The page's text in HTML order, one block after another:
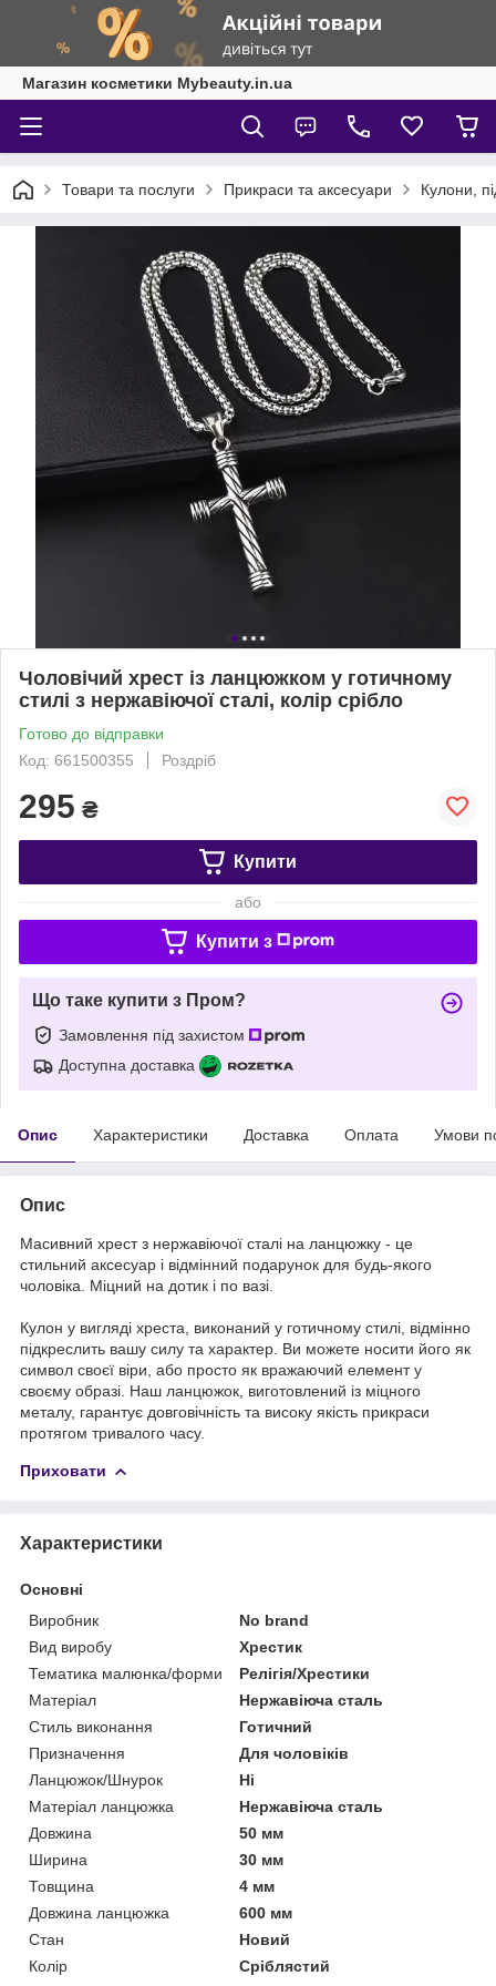
Магазин косметики Mybeauty.in.ua
Товари та послуги Прикраси та аксесуари Кулони,
Чоловічий хрест із ланцюжком у готичному
стилі з нержавіючої сталі, колір срібло
Готово до відправки
Код: 661500355
Роздріб
295 ₴
Купити
або
Купити з
Що таке купити з Пром?
Замовлення під захистом
Доступна доставка
Опис Характеристики Доставка Оплата Умови
Опис
Масивний хрест з нержавіючої сталі на ланцюжку - це
стильний аксесуар і відмінний подарунок для будь-якого
чоловіка. Міцний на дотик і по вазі.
Кулон у вигляді хреста, виконаний у готичному стилі, відмінно
підкреслить вашу силу та характер. Ви можете носити його як
символ своєї віри, або просто як вражаючий елемент у
своєму образі. Наш ланцюжок, виготовлений із міцного
металу, гарантує довговічність та високу якість прикраси
протягом тривалого часу.
Приховати
Характеристики
Основні
Виробник
No brand
Вид виробу
Хрестик
Тематика малюнка/форми
Релігія/Хрестики
Матеріал
Нержавіюча сталь
Стиль виконання
Готичний
Призначення
Для чоловіків
Ланцюжок/Шнурок
Ні
Матеріал ланцюжка
Нержавіюча сталь
Довжина
50 мм
Ширина
30 мм
Товщина
4 мм
Довжина ланцюжка
600 мм
Стан
Новий
Колір
Сріблястий